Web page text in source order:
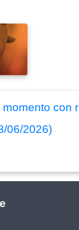
con
06/2026)